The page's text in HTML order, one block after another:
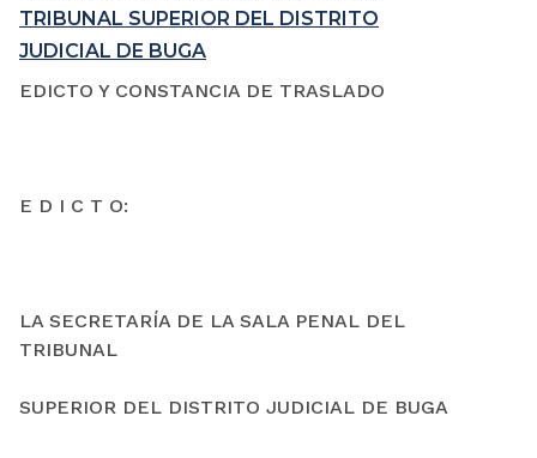
TRIBUNAL SUPERIOR DEL DISTRITO
JUDICIAL DE BUGA
EDICTO Y CONSTANCIA DE TRASLADO
E D I C T O:
LA SECRETARÍA DE LA SALA PENAL DEL
TRIBUNAL
SUPERIOR DEL DISTRITO JUDICIAL DE BUGA